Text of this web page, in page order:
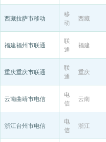
西藏拉萨市移动
移
动
西藏
福建福州市联通
联
通
福建
重庆重庆市联通
联
通
重庆
云南曲靖市电信
电
信
云南
浙江台州市电信
电
信
浙江